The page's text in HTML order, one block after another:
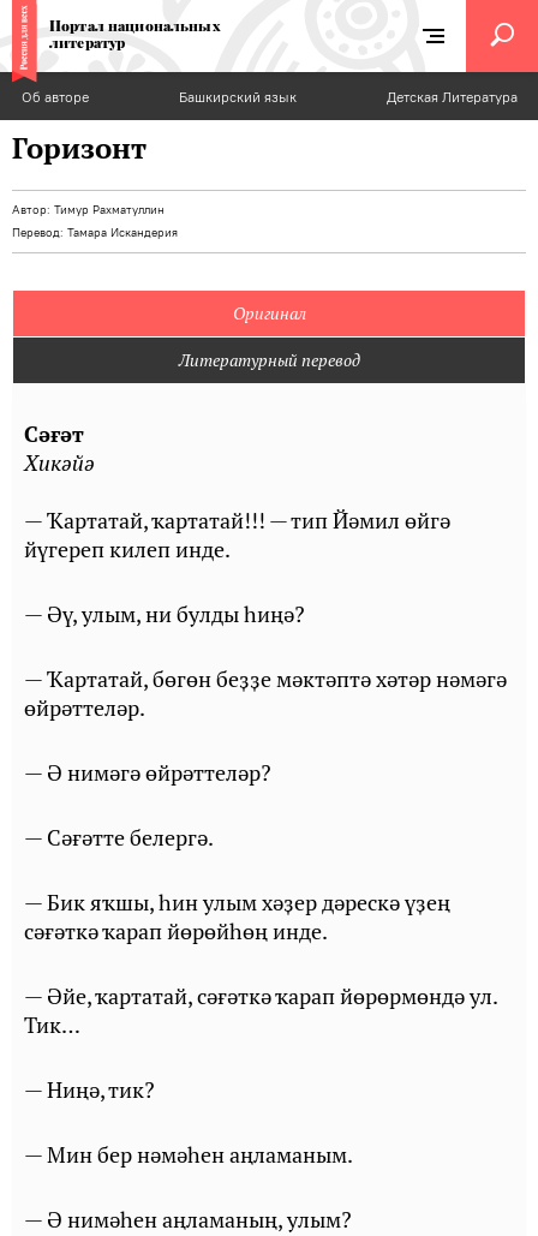
Портал национальных
литератур
Об авторе Башкирский язык Детская Литература
Горизонт
Автор: Тимур Рахматуллин
Перевод: Тамара Искандерия
Оригинал
Литературный перевод
Сәғәт
Хикәйә
— Ҡартатай, ҡартатай!!! — тип Йәмил өйгә
йүгереп килеп инде.
— Әү, улым, ни булды һиңә?
— Ҡартатай, бөгөн беҙҙе мәктәптә хәтәр нәмәгә
өйрәттеләр.
— Ә нимәгә өйрәттеләр?
— Сәғәтте белергә.
— Бик яҡшы, һин улым хәҙер дәрескә үҙең
сәғәткә ҡарап йөрөйһөң инде.
— Әйе, ҡартатай, сәғәткә ҡарап йөрөрмөндә ул.
Тик…
— Ниңә, тик?
— Мин бер нәмәһен аңламаным.
— Ә нимәһен аңламаның, улым?